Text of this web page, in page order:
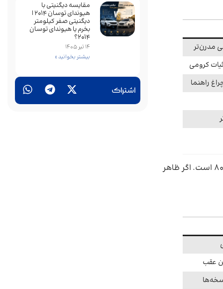
کرومی
راهنما
دنا پلاس در نگاه اول حس خودروهای مدرن‌تر دهه‌ی جدید را القا می‌کند، درحالی‌که دنا معمولی بیشتر شبیه طراحی‌های اواخر دهه‌ی ۸۰ است. اگر ظاهر
اشتراک
مقایسه دیگنیتی با
هیوندای توسان 2014 |
دیگنیتی صفر کیلومتر
بخرم یا هیوندای توسان
2014؟
14 تیر 1405
بیشتر بخوانید »